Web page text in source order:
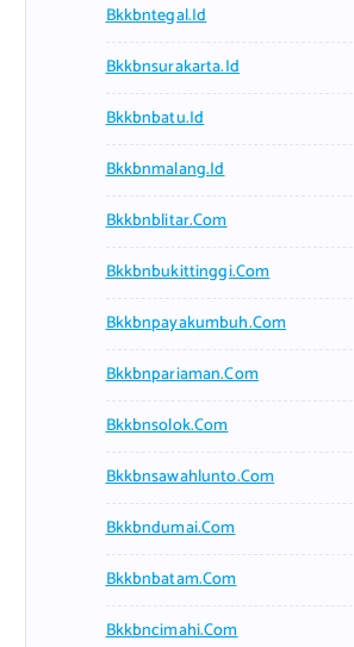
Bkkbntegal.id
Bkkbnsurakarta.id
Bkkbnbatu.id
Bkkbnmalang.id
Bkkbnblitar.com
Bkkbnbukittinggi.com
Bkkbnpayakumbuh.com
Bkkbnpariaman.com
Bkkbnsolok.com
Bkkbnsawahlunto.com
Bkkbndumai.com
Bkkbnbatam.com
Bkkbncimahi.com